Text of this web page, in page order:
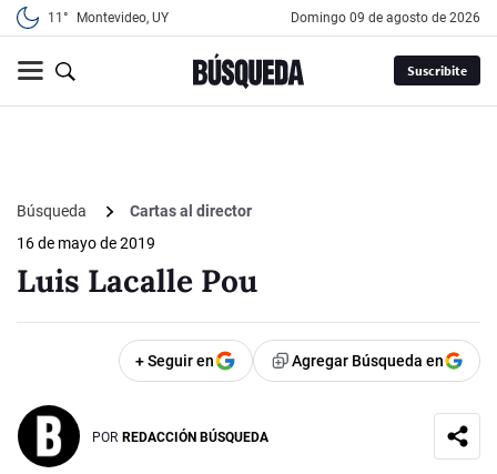
11° Montevideo, UY domingo 09 de agosto de 2026
Suscribite
Búsqueda
Cartas al director
16 de mayo de 2019
Luis Lacalle Pou
+ Seguir en Agregar Búsqueda en
POR REDACCIÓN BÚSQUEDA